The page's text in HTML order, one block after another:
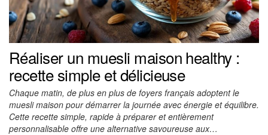
Réaliser un muesli maison healthy :
recette simple et délicieuse
Chaque matin, de plus en plus de foyers français adoptent le
muesli maison pour démarrer la journée avec énergie et équilibre.
Cette recette simple, rapide à préparer et entièrement
personnalisable offre une alternative savoureuse aux…